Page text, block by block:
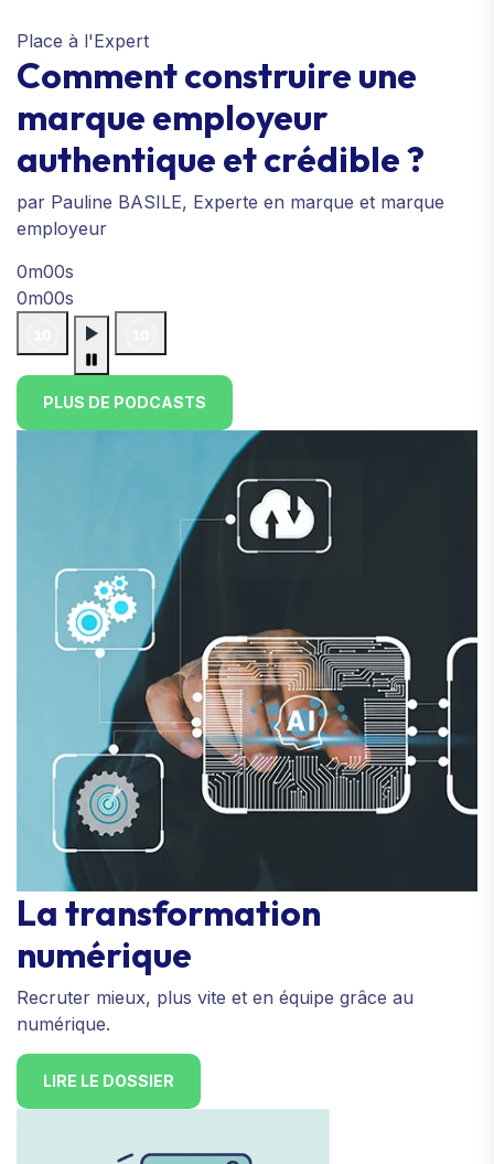
Place à l'Expert
Comment construire une
marque employeur
authentique et crédible ?
par Pauline BASILE, Experte en marque et marque
employeur
0m00s
0m00s
PLUS DE PODCASTS
La transformation
numérique
Recruter mieux, plus vite et en équipe grâce au
numérique.
LIRE LE DOSSIER